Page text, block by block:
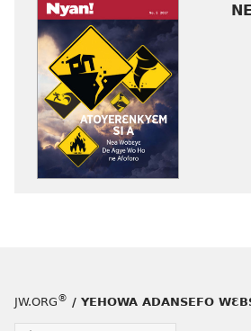
JW.ORG® / YEHOWA ADANSEFO